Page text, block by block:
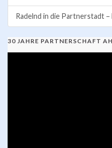
Radelnd in die Partnerstadt –
30 JAHRE PARTNERSCHAFT